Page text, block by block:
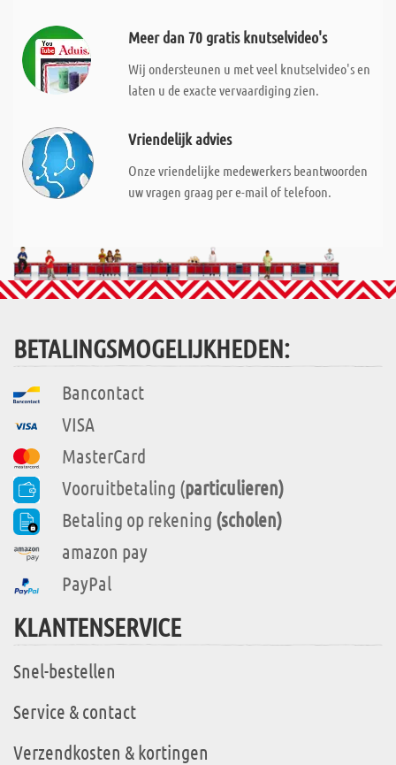
Meer dan 70 gratis knutselvideo's
Wij ondersteunen u met veel knutselvideo's en
laten u de exacte vervaardiging zien.
Vriendelijk advies
Onze vriendelijke medewerkers beantwoorden
uw vragen graag per e-mail of telefoon.
BETALINGSMOGELIJKHEDEN:
Bancontact
VISA
MasterCard
Vooruitbetaling (particulieren)
Betaling op rekening (scholen)
amazon pay
PayPal
KLANTENSERVICE
Snel-bestellen
Service & contact
Verzendkosten & kortingen